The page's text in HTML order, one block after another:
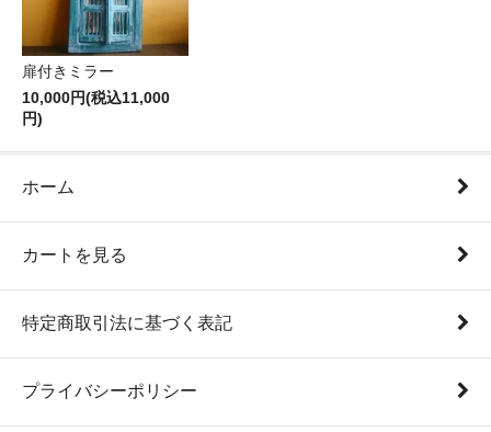
扉付きミラー
10,000円(税込11,000
円)
ホーム
カートを見る
特定商取引法に基づく表記
プライバシーポリシー